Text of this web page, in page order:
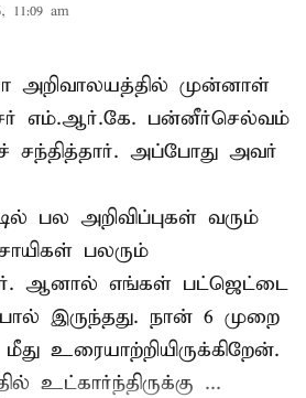
11:09 am
முன்னாள்
எம்.ஆர்.கே. பன்னீர்செல்வம்
சந்தித்தார். அப்போது அவர்
பல அறிவிப்புகள் வரும்
பலரும்
ஆனால் எங்கள் பட்ஜெட்டை
போல் இருந்தது. நான் 6 முறை
உரையாற்றியிருக்கிறேன்.
உட்கார்ந்திருக்கு ...